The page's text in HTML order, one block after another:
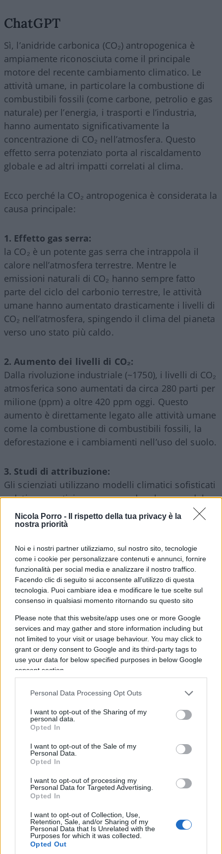
Nicola Porro -
Il rispetto della tua privacy è la
nostra priorità
Noi e i nostri partner utilizziamo, sul nostro sito, tecnologie
come i cookie per personalizzare contenuti e annunci, fornire
funzionalità per social media e analizzare il nostro traffico.
Facendo clic di seguito si acconsente all'utilizzo di questa
tecnologia. Puoi cambiare idea e modificare le tue scelte sul
consenso in qualsiasi momento ritornando su questo sito
Please note that this website/app uses one or more Google
services and may gather and store information including but
not limited to your visit or usage behaviour. You may click to
grant or deny consent to Google and its third-party tags to
use your data for below specified purposes in below Google
consent section.
Personal Data Processing Opt Outs
I want to opt-out of the Sharing of my
personal data.
Opted In
I want to opt-out of the Sale of my
Personal Data.
Opted In
I want to opt-out of processing my
Personal Data for Targeted Advertising.
Opted In
I want to opt-out of Collection, Use,
Retention, Sale, and/or Sharing of my
Personal Data that Is Unrelated with the
Purposes for which it was collected.
Opted Out
ChatGPT
Sì, l’anidride carbonica (CO₂) antropogenica è
ampiamente riconosciuta come il principale
motore del recente cambiamento climatico. Le
attività umane, in particolare la combustione di
combustibili fossili (come carbone, petrolio e gas
naturale) per l’energia, i trasporti e l’industria,
hanno aumentato significativamente la
concentrazione di CO₂ nell’atmosfera. Questo
effetto serra potenziato porta al riscaldamento
globale e ad altri impatti correlati al clima.
Ecco perché la CO₂ antropogenica è considerata la
causa principale:
1. Effetto gas serra:
la CO₂ è un potente gas serra che intrappola il
calore nell’atmosfera terrestre. Mentre le
emissioni naturali di CO₂ hanno sempre fatto
parte del ciclo del carbonio terrestre, le attività
umane hanno aumentato drasticamente i livelli di
CO₂ nell’atmosfera, spingendo il clima del pianeta
verso uno stato più caldo.
2. Aumento dei livelli di CO₂:
Dalla rivoluzione industriale (~1750), i livelli di CO₂
atmosferica sono aumentati da circa 280 parti per
milione (ppm) a oltre 420 ppm oggi. Questo
aumento è direttamente legato alle attività umane
come la combustione di combustibili fossili, la
deforestazione e i cambiamenti nell’uso del suolo.
3. Studi di attribuzione:
Gli scienziati utilizzano modelli climatici sofisticati
e dati osservativi per comprendere le cause del
cambiamento climatico. Questi studi hanno
dimostrato che il riscaldamento osservato nel
combinazione di fattori naturali (come l’attività
vulcanica e la radiazione solare) e da un aumento
significativo dei gas serra, con la CO₂ causata
dall’uomo come fattore dominante (*).
4. Isotopi del carbonio:
Il carbonio rilasciato dalla combustione di
combustibili fossili ha una distinta firma
isotopica, che può essere rilevata nell’atmosfera.
Questa firma corrisponde alle maggiori
concentrazioni di CO₂ osservate, supportando la
principale della CO₂ aggiunta. (**)
5. Contesto storico:
Il clima della Terra ha subito fluttuazioni naturali
temperatura osservato negli ultimi decenni non
ha precedenti nel contesto della variabilità
climatica naturale. La velocità e l’entità dell’attuale
riscaldamento suggeriscono fortemente
un’influenza umana.